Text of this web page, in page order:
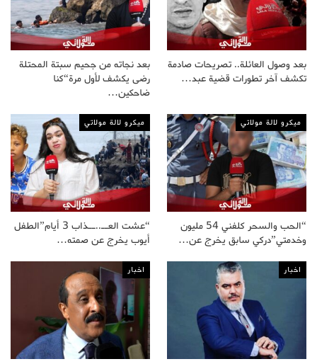
بعد وصول العائلة.. تصريحات صادمة
تكشف آخر تطورات قضية عبد…
بعد نجاته من جحيم سبتة المحتلة
رضى يكشف لأول مرة“كنا
ضاحكين…
ميكرو لالة مولاتي
“الحب والسحر كلفني 54 مليون
وخدمتي”دركي سابق يخرج عن…
ميكرو لالة مولاتي
“عشت العــ..ــذاب 3 أيام”الطفل
أيوب يخرج عن صمته…
اخبار اخبار